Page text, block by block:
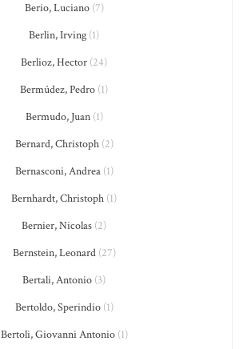
Berio, Luciano(7)
Berlin, Irving (1)
Berlioz, Hector (24)
Bermúdez, Pedro (1)
Bermudo, Juan(1)
Bernard, Christoph(2)
Bernasconi, Andrea(1)
Bernhardt, Christoph (1)
Bernier, Nicolas (2)
Bernstein, Leonard(27)
Bertali, Antonio (3)
Bertoldo, Sperindio(1)
Bertoli, Giovanni Antonio(1)